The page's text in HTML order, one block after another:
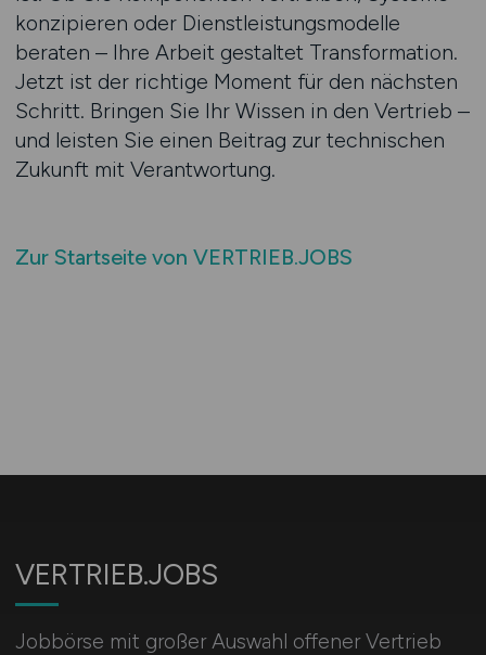
konzipieren oder Dienstleistungsmodelle
beraten – Ihre Arbeit gestaltet Transformation.
Jetzt ist der richtige Moment für den nächsten
Schritt. Bringen Sie Ihr Wissen in den Vertrieb –
und leisten Sie einen Beitrag zur technischen
Zukunft mit Verantwortung.
Zur Startseite von VERTRIEB.JOBS
VERTRIEB.JOBS
Jobbörse mit großer Auswahl offener Vertrieb